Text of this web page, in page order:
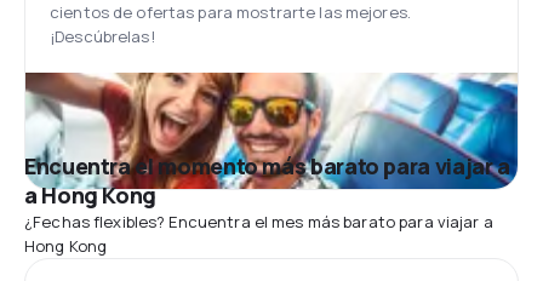
cientos de ofertas para mostrarte las mejores.
¡Descúbrelas!
Encuentra el momento más barato para viajar a
a Hong Kong
¿Fechas flexibles? Encuentra el mes más barato para viajar a
Hong Kong